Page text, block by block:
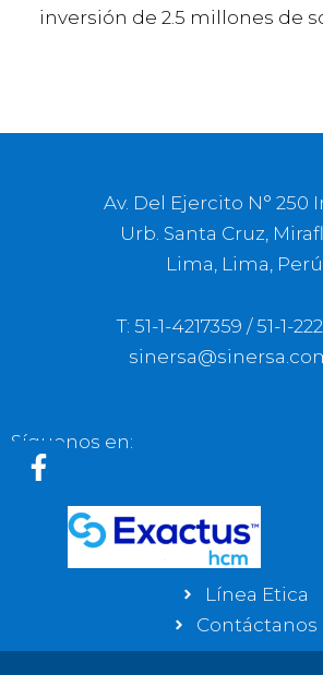
inversión de 2.5 millones de
Av. Del Ejercito N° 250
Urb. Santa Cruz,
Lima, Lima, Perú
T: 51-1-4217359 / 51-1-
Síguenos en:
F
Línea Etica
Contáctanos